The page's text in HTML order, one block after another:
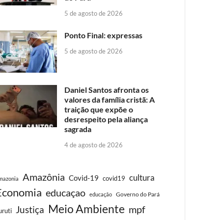
5 de agosto de 2026
Ponto Final: expressas
5 de agosto de 2026
Daniel Santos afronta os
valores da família cristã: A
traição que expõe o
desrespeito pela aliança
sagrada
4 de agosto de 2026
Amazônia Covid-19 covid19 cultura
educaçao educação Governo do Pará
Justiça Meio Ambiente mpf